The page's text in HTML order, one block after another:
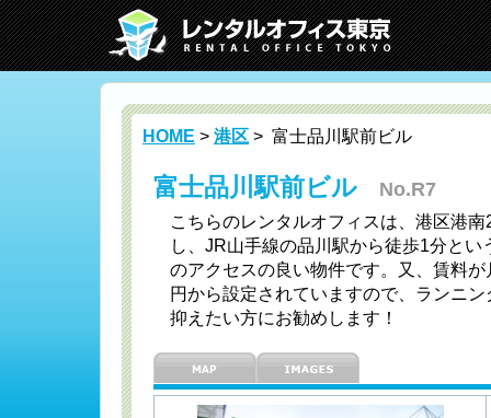
HOME > 港区 > 富士品川駅前ビル
富士品川駅前ビル No.R7
こちらのレンタルオフィスは、港区港南
し、JR山手線の品川駅から徒歩1分とい
のアクセスの良い物件です。又、賃料が
円から設定されていますので、ランニン
抑えたい方にお勧めします！